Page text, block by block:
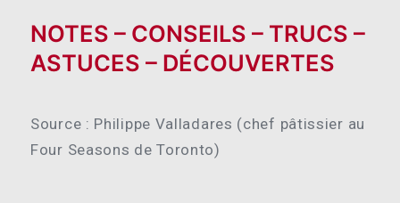
NOTES – CONSEILS – TRUCS –
ASTUCES – DÉCOUVERTES
Source : Philippe Valladares (chef pâtissier au
Four Seasons de Toronto)